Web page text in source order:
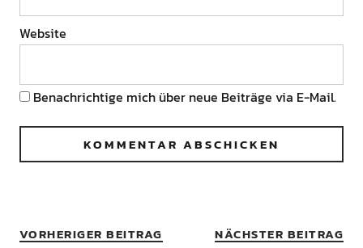
Website
Benachrichtige mich über neue Beiträge via E-Mail.
VORHERIGER BEITRAG NÄCHSTER BEITRAG